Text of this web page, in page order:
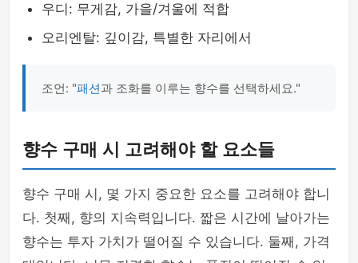
우디: 무게감, 가을/겨울에 적합
오리엔탈: 깊이감, 특별한 자리에서
조언: "패션과 조화를 이루는 향수를 선택하세요."
향수 구매 시 고려해야 할 요소들
향수 구매 시, 몇 가지 중요한 요소를 고려해야 합니
다. 첫째, 향의 지속력입니다. 짧은 시간에 날아가는
향수는 투자 가치가 떨어질 수 있습니다. 둘째, 가격